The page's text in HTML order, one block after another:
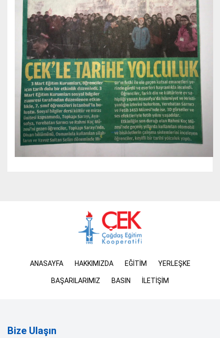
ANASAYFA HAKKIMIZDA EĞİTİM YERLEŞKE
BAŞARILARIMIZ BASIN İLETİŞİM
Bize Ulaşın